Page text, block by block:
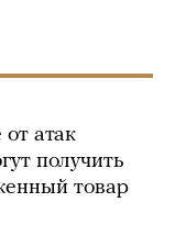
атак
получить
товар